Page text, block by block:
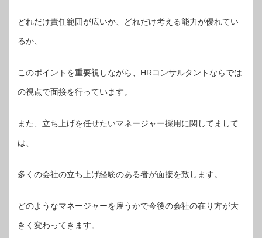
どれだけ責任範囲が広いか、どれだけ考える能力が優れてい
るか、
このポイントを重要視しながら、HRコンサルタントならでは
の視点で面接を行っています。
また、立ち上げを任せたいマネージャー採用に関してまして
は、
多くの会社の立ち上げ経験のある者が面接を致します。
どのようなマネージャーを雇うかで今後の会社の在り方が大
きく変わってきます。